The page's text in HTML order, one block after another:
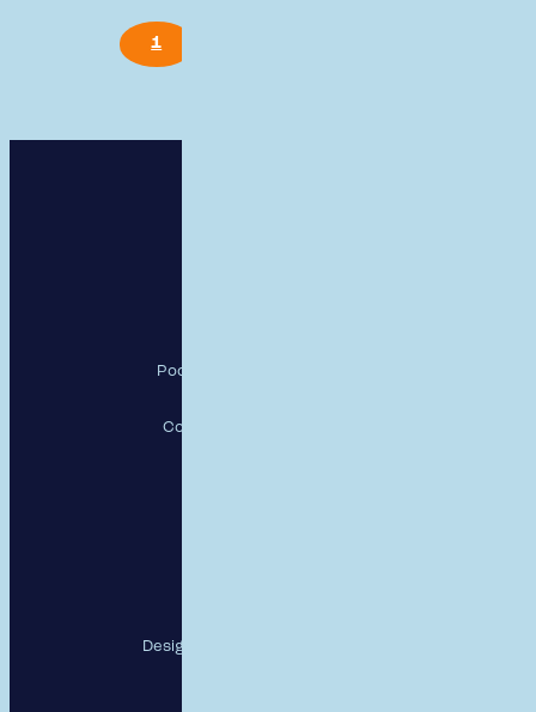
1
Pod Krčským lesem 2016/22,
Copyright RESPECT, a.s., 26
Designed and developed by